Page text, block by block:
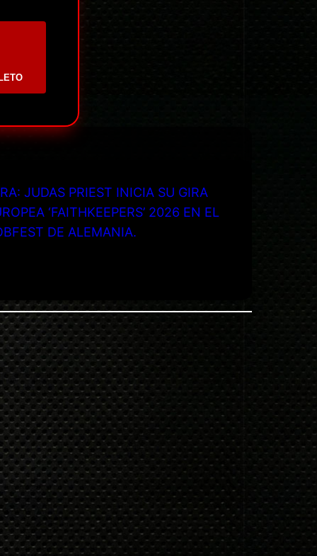
JUDAS PRIEST INICIA SU GIRA
‘FAITHKEEPERS’ 2026 EN EL
DE ALEMANIA.